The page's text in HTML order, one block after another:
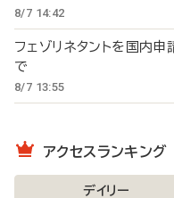
8/7 14:42
フェゾリネタントを国内
で
8/7 13:55
アクセスランキング
デイリー